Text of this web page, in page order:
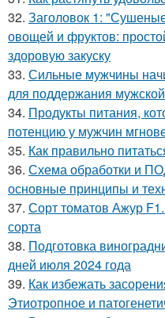
32. Заголовок 1:
овощей и фруктов:
здоровую закуску
33. Сильные мужчины
для поддержания
34. Продукты питания,
потенцию у мужчин
35. Как правильно
36. Схема обработки и
основные принципы и
37. Сорт томатов Ажур
сорта
38. Подготовка
дней июля 2024 года
39. Как избежать
Этиотропное и